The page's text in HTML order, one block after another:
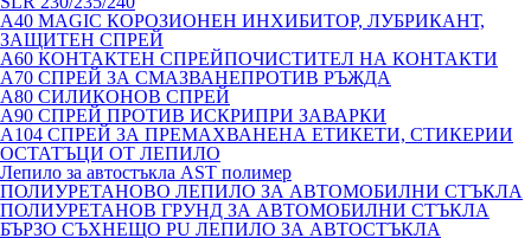
A40 MAGIC КОРОЗИОНЕН ИНХИБИТОР, ЛУБРИКАНТ,
ЗАЩИТЕН СПРЕЙ
A60 КОНТАКТЕН СПРЕЙПОЧИСТИТЕЛ НА КОНТАКТИ
A70 СПРЕЙ ЗА СМАЗВАНЕПРОТИВ РЪЖДА
A80 СИЛИКОНОВ СПРЕЙ
A90 СПРЕЙ ПРОТИВ ИСКРИПРИ ЗАВАРКИ
A104 СПРЕЙ ЗА ПРЕМАХВАНЕНА ЕТИКЕТИ, СТИКЕРИИ
ОСТАТЪЦИ ОТ ЛЕПИЛО
Лепило за автостъкла AST полимер
ПОЛИУРЕТАНОВО ЛЕПИЛО ЗА АВТОМОБИЛНИ СТЪКЛА
ПОЛИУРЕТАНОВ ГРУНД ЗА АВТОМОБИЛНИ СТЪКЛА
БЪРЗО СЪХНЕЩО PU ЛЕПИЛО ЗА АВТОСТЪКЛА